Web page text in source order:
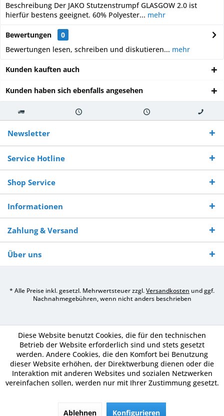
Beschreibung Der JAKO Stutzenstrumpf GLASGOW 2.0 ist
hierfür bestens geeignet. 60% Polyester... mehr
Bewertungen
0
Bewertungen lesen, schreiben und diskutieren... mehr
Kunden kauften auch
Kunden haben sich ebenfalls angesehen
Kostenloser
Versand ab €
250,-
Versand innerhalb von Versand von So erreichen
Sie uns 0160
970 511 90
Newsletter
Service Hotline
Shop Service
Informationen
Zahlung & Versand
Über uns
* Alle Preise inkl. gesetzl. Mehrwertsteuer zzgl.Versandkosten und ggf.
Nachnahmegebühren, wenn nicht anders beschrieben
Diese Website benutzt Cookies, die für den technischen
Betrieb der Website erforderlich sind und stets gesetzt
werden. Andere Cookies, die den Komfort bei Benutzung
dieser Website erhöhen, der Direktwerbung dienen oder die
Interaktion mit anderen Websites und sozialen Netzwerken
vereinfachen sollen, werden nur mit Ihrer Zustimmung gesetzt.
Ablehnen Konfigurieren